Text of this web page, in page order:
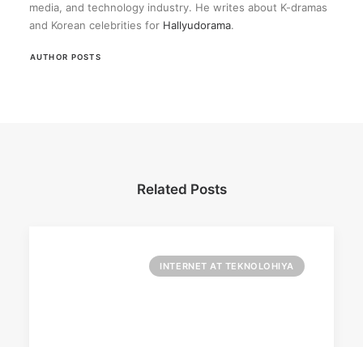
media, and technology industry. He writes about K-dramas
and Korean celebrities for Hallyudorama.
AUTHOR POSTS
Related Posts
INTERNET AT TEKNOLOHIYA